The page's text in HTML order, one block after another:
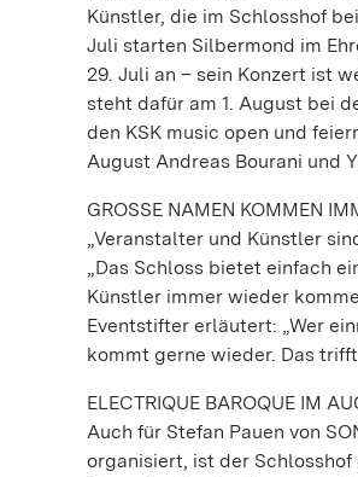
Künstler, die im Schlosshof
Juli starten Silbermond im
29. Juli an – sein Konzert ist
steht dafür am 1. August bei
den KSK music open und
August Andreas Bourani und
GROSSE NAMEN KOMMEN
„Veranstalter und Künstler
„Das Schloss bietet einfach
Künstler immer wieder
Eventstifter erläutert: „Wer
kommt gerne wieder. Das
ELECTRIQUE BAROQUE IM
Auch für Stefan Pauen von
organisiert, ist der